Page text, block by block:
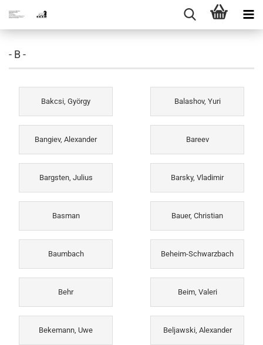
- B -
Bakcsi, György Balashov, Yuri
Bangiev, Alexander Bareev
Bargsten, Julius Barsky, Vladimir
Basman Bauer, Christian
Baumbach Beheim-Schwarzbach
Behr Beim, Valeri
Bekemann, Uwe Beljawski, Alexander